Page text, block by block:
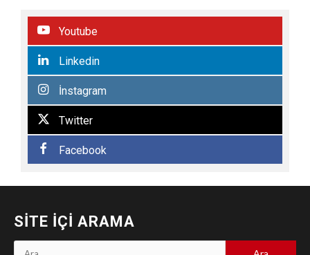
Youtube
Linkedin
İnstagram
Twitter
Facebook
SITE İÇI ARAMA
Arama: